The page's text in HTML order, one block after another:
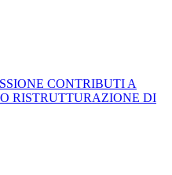
CONTRIBUTI A
RISTRUTTURAZIONE DI